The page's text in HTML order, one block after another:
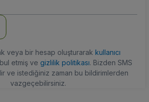
veya bir hesap oluşturarak kullanıcı
etmiş ve gizlilik politikası. Bizden SMS
ve istediğiniz zaman bu bildirimlerden
vazgeçebilirsiniz.